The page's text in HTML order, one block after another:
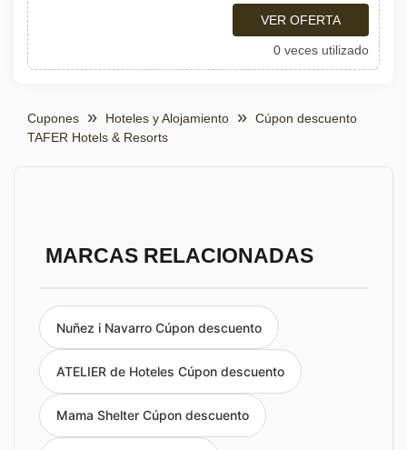
VER OFERTA
0 veces utilizado
Cupones Hoteles y Alojamiento
Cúpon descuento
TAFER Hotels & Resorts
MARCAS RELACIONADAS
Nuñez i Navarro Cúpon descuento
ATELIER de Hoteles Cúpon descuento
Mama Shelter Cúpon descuento